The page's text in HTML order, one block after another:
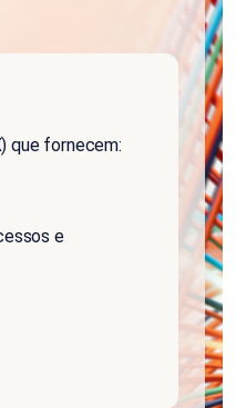
que fornecem:
e